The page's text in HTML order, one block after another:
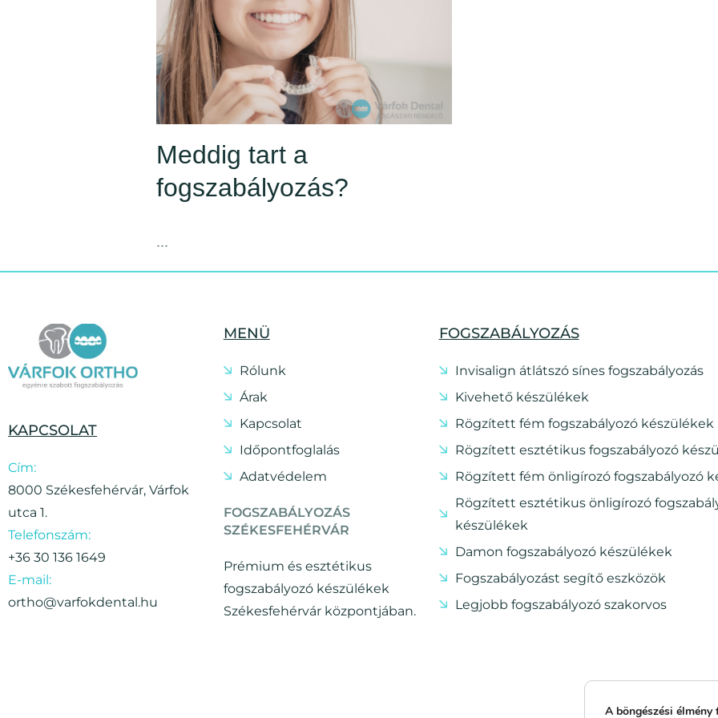
Meddig tart a
fogszabályozás?
...
KAPCSOLAT
Cím:
8000 Székesfehérvár, Várfok
utca 1.
Telefonszám:
+36 30 136 1649
E-mail:
ortho@varfokdental.hu
MENÜ
Rólunk
Árak
Kapcsolat
Időpontfoglalás
Adatvédelem
FOGSZABÁLYOZÁS
SZÉKESFEHÉRVÁR
Prémium és esztétikus
fogszabályozó készülékek
Székesfehérvár központjában.
FOGSZABÁLYOZÁS
Invisalign átlátszó sínes fogszabályozás
Kivehető készülékek
Rögzített fém fogszabályozó készülékek
Rögzített esztétikus fogszabályozó
Rögzített fém önligírozó fogszabályozó
Rögzített esztétikus önligírozó
készülékek
Damon fogszabályozó készülékek
Fogszabályozást segítő eszközök
Legjobb fogszabályozó szakorvos
A böngészési